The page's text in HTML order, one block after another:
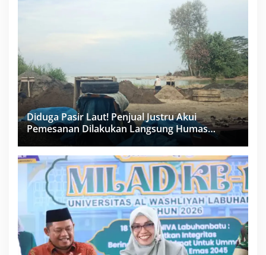
Diduga Pasir Laut! Penjual Justru Akui
Pemesanan Dilakukan Langsung Humas